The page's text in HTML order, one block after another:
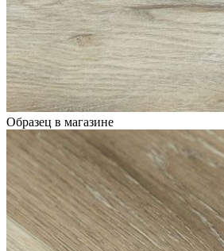
Образец в магазине